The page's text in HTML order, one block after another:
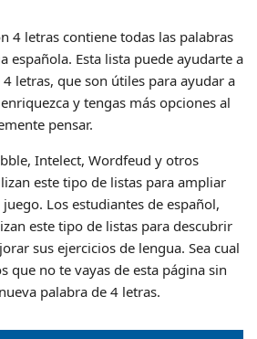
4 letras contiene todas las palabras
española. Esta lista puede ayudarte a
letras, que son útiles para ayudar a
y tengas más opciones al
pensar.
Intelect, Wordfeud y otros
este tipo de listas para ampliar
Los estudiantes de español,
este tipo de listas para descubrir
sus ejercicios de lengua. Sea cual
que no te vayas de esta página sin
palabra de 4 letras.